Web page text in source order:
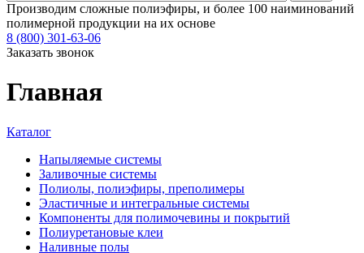
Производим сложные полиэфиры, и более 100 наиминований
полимерной продукции на их основе
8 (800) 301-63-06
Заказать звонок
Главная
Каталог
Напыляемые системы
Заливочные системы
Полиолы, полиэфиры, преполимеры
Эластичные и интегральные системы
Компоненты для полимочевины и покрытий
Полиуретановые клеи
Наливные полы